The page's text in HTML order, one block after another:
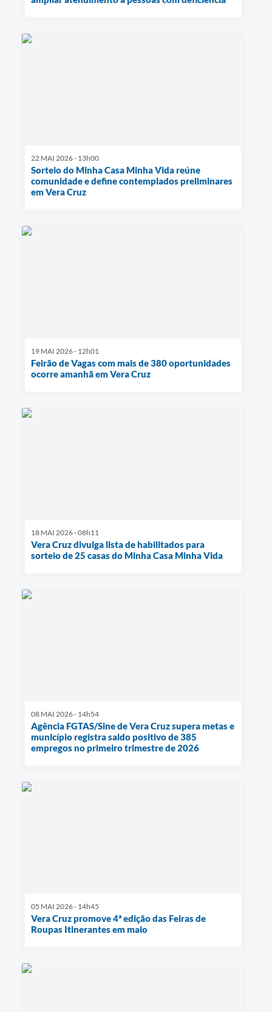
22 MAI 2026 - 13h00
Sorteio do Minha Casa Minha Vida reúne
comunidade e define contemplados preliminares
em Vera Cruz
19 MAI 2026 - 12h01
Feirão de Vagas com mais de 380 oportunidades
ocorre amanhã em Vera Cruz
18 MAI 2026 - 08h11
Vera Cruz divulga lista de habilitados para
sorteio de 25 casas do Minha Casa Minha Vida
08 MAI 2026 - 14h54
Agência FGTAS/Sine de Vera Cruz supera metas e
município registra saldo positivo de 385
empregos no primeiro trimestre de 2026
05 MAI 2026 - 14h45
Vera Cruz promove 4ª edição das Feiras de
Roupas Itinerantes em maio